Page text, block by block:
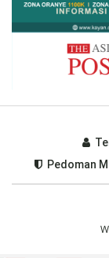
Pedoman